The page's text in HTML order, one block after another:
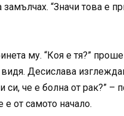
“Значи това е
му. “Коя е тя?”
Десислава
че е болна от рак?” –
е от самото начало.